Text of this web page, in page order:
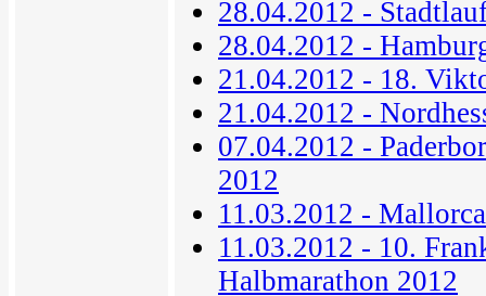
28.04.2012 -
28.04.2012 -
21.04.2012 - 18.
21.04.2012 -
07.04.2012 -
2012
11.03.2012 -
11.03.2012 - 10.
Halbmarathon 2012